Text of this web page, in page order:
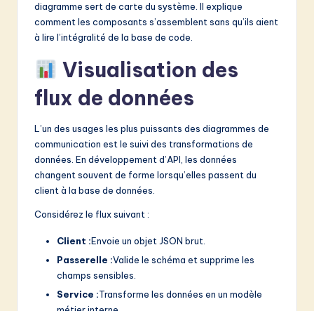
diagramme sert de carte du système. Il explique
comment les composants s’assemblent sans qu’ils aient
à lire l’intégralité de la base de code.
Visualisation des
flux de données
L’un des usages les plus puissants des diagrammes de
communication est le suivi des transformations de
données. En développement d’API, les données
changent souvent de forme lorsqu’elles passent du
client à la base de données.
Considérez le flux suivant :
Client :Envoie un objet JSON brut.
Passerelle :Valide le schéma et supprime les
champs sensibles.
Service :Transforme les données en un modèle